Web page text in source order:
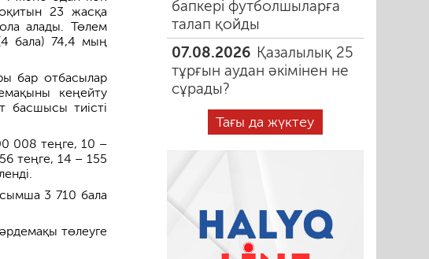
23 жасқа
алады. Төлем
бала) 74,4 мың
бар отбасылар
кеңейту
басшысы тиісті
008 теңге, 10 –
теңге, 14 – 155
3 710 бала
төлеуге
бапкері футболшыларға
талап қойды
07.08.2026 Қазалылық 25
тұрғын аудан әкімінен не
сұрады?
Тағы да жүктеу